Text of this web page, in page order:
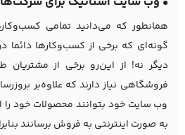
همانطور که می‌دانید تمامی
گونه‌ای که برخی از کسب‌و‌کارها دائما
دیگر نه! از این‌رو برخی از
فروشگاهی نیاز دارند که علاوه‌بر
وب سایت خود بتوانند محصولات خود را
به صورت اینترنتی به فروش برسانند